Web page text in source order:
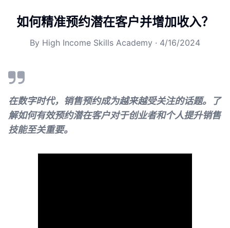
如何精准预约潜在客户并增加收入？
By High Income Skills Academy · 4/16/2024
在数字时代，销售预约成为越来越受关注的话题。了
解如何有效预约潜在客户对于创业者和个人提升销售
技能至关重要。